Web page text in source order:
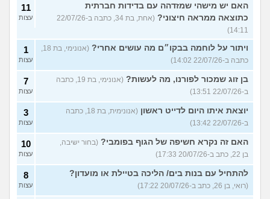
האם יש מישהי שמזדהה עם בדידות חברתית
כתוצאה ממראה חיצוני?
(אחת, בת 34, כתבה ב-22/07/26
14:11)
11
עצות
ויתור על לוחמה בבקו״ם מה עושים אחרי?
כתבה ב-22/07/26 14:02)
1
עצות
בן זוג שמכור לפורנו, מה לעשות?
(אנונימי, בת 19, כתבה
ב-22/07/26 13:51)
7
עצות
יוצאת איתו היום לדייט ראשון
(אנונימית, בת 18, כתבה
ב-22/07/26 13:42)
3
עצות
האם זה נקרא חשיפה של הגוף בפומבי? (בחור ישיבה,
בן 22, כתב ב-20/07/26 17:33)
10
עצות
להתחיל עם בנות בים/ הליכה בטיילת או מועדון?
(רואי, בן 26, כתב ב-20/07/26 17:22)
8
עצות